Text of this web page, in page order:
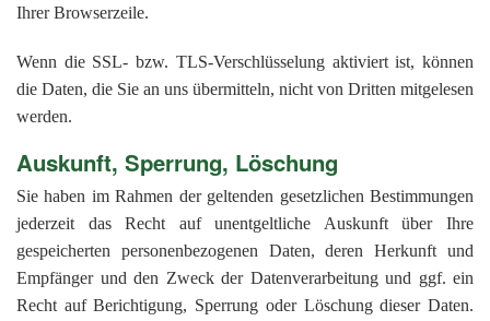
Ihrer Browserzeile.
Wenn die SSL- bzw. TLS-Verschlüsselung aktiviert ist, können
die Daten, die Sie an uns übermitteln, nicht von Dritten mitgelesen
werden.
Auskunft, Sperrung, Löschung
Sie haben im Rahmen der geltenden gesetzlichen Bestimmungen
jederzeit das Recht auf unentgeltliche Auskunft über Ihre
gespeicherten personenbezogenen Daten, deren Herkunft und
Empfänger und den Zweck der Datenverarbeitung und ggf. ein
Recht auf Berichtigung, Sperrung oder Löschung dieser Daten.